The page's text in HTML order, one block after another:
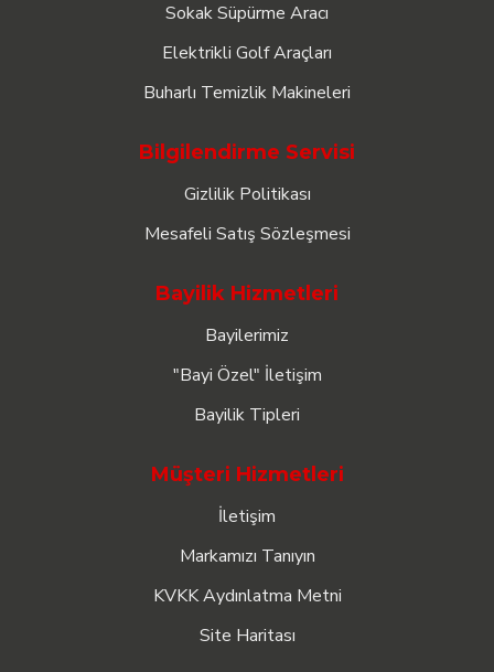
Sokak Süpürme Aracı
Elektrikli Golf Araçları
Buharlı Temizlik Makineleri
Bilgilendirme Servisi
Gizlilik Politikası
Mesafeli Satış Sözleşmesi
Bayilik Hizmetleri
Bayilerimiz
"Bayi Özel" İletişim
Bayilik Tipleri
Müşteri Hizmetleri
İletişim
Markamızı Tanıyın
KVKK Aydınlatma Metni
Site Haritası